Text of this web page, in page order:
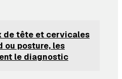
de tête et cervicales
ou posture, les
le diagnostic